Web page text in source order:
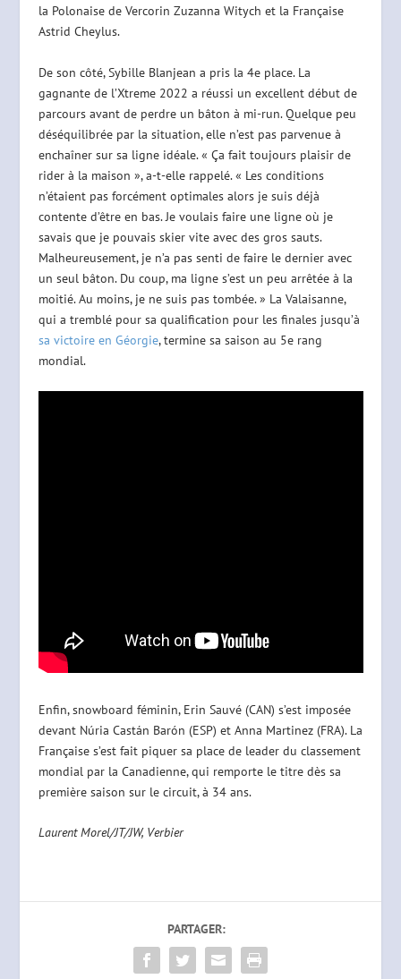
la Polonaise de Vercorin Zuzanna Witych et la Française
Astrid Cheylus.
De son côté, Sybille Blanjean a pris la 4e place. La
gagnante de l’Xtreme 2022 a réussi un excellent début de
parcours avant de perdre un bâton à mi-run. Quelque peu
déséquilibrée par la situation, elle n’est pas parvenue à
enchaîner sur sa ligne idéale. « Ça fait toujours plaisir de
rider à la maison », a-t-elle rappelé. « Les conditions
n’étaient pas forcément optimales alors je suis déjà
contente d’être en bas. Je voulais faire une ligne où je
savais que je pouvais skier vite avec des gros sauts.
Malheureusement, je n’a pas senti de faire le dernier avec
un seul bâton. Du coup, ma ligne s’est un peu arrêtée à la
moitié. Au moins, je ne suis pas tombée. » La Valaisanne,
qui a tremblé pour sa qualification pour les finales jusqu’à
sa victoire en Géorgie, termine sa saison au 5e rang
mondial.
Enfin, snowboard féminin, Erin Sauvé (CAN) s’est imposée
devant Núria Castán Barón (ESP) et Anna Martinez (FRA). La
Française s’est fait piquer sa place de leader du classement
mondial par la Canadienne, qui remporte le titre dès sa
première saison sur le circuit, à 34 ans.
Laurent Morel/JT/JW, Verbier
PARTAGER: